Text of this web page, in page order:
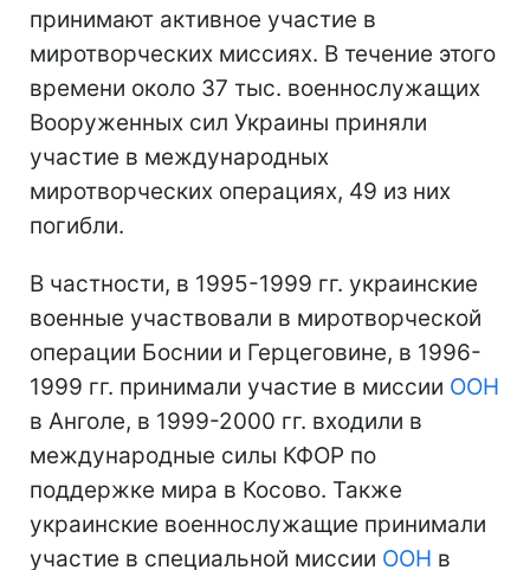
принимают активное участие в
миротворческих миссиях. В течение этого
времени около 37 тыс. военнослужащих
Вооруженных сил Украины приняли
участие в международных
миротворческих операциях, 49 из них
погибли.
В частности, в 1995-1999 гг. украинские
военные участвовали в миротворческой
операции Боснии и Герцеговине, в 1996-
1999 гг. принимали участие в миссии ООН
в Анголе, в 1999-2000 гг. входили в
международные силы КФОР по
поддержке мира в Косово. Также
украинские военнослужащие принимали
участие в специальной миссии ООН в